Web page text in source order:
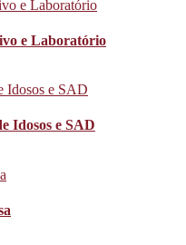
e Laboratório
Idosos e SAD